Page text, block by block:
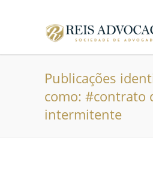
Publicações
como: #contrato
intermitente